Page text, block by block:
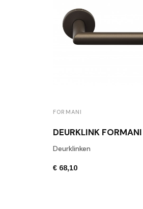
FORMANI
Deurklinken
€ 68,10